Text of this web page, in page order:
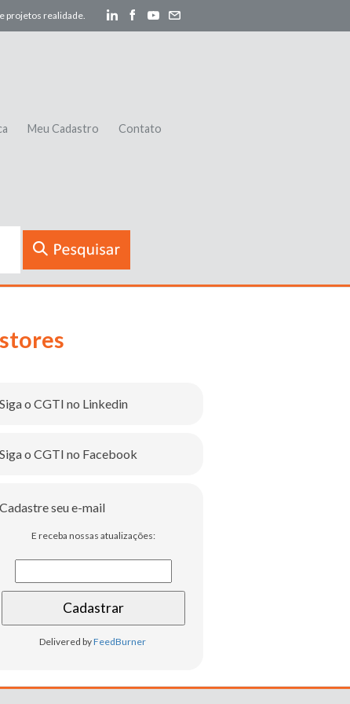
projetos realidade.
Meu Cadastro Contato
Siga o CGTI no Linkedin
Siga o CGTI no Facebook
Cadastre seu e-mail
E receba nossas atualizações:
Delivered byFeedBurner